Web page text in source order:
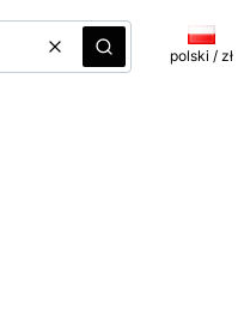
WyczyśćSzukaj polski / zł